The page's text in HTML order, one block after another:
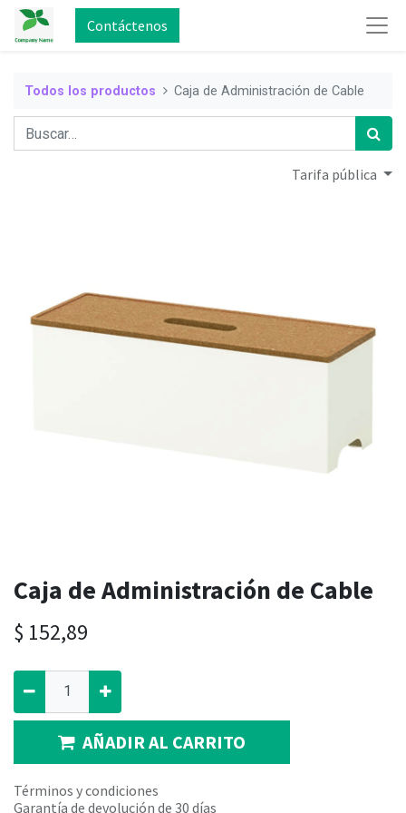
Contáctenos
Todos los productos Caja de Administración de Cable
Tarifa pública
Caja de Administración de Cable
$ 152,89
AÑADIR AL CARRITO
Términos y condiciones
Garantía de devolución de 30 días